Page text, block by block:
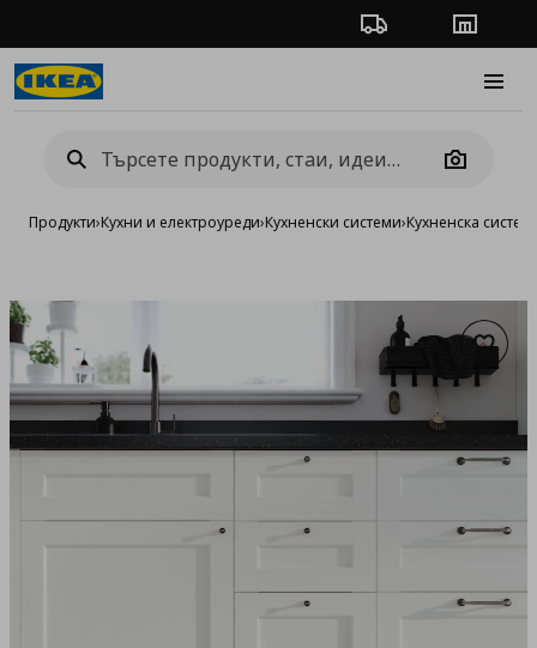
Проследяване на
Camera
Продукти›Кухни и електроуреди›Кухненски системи›Кухненска